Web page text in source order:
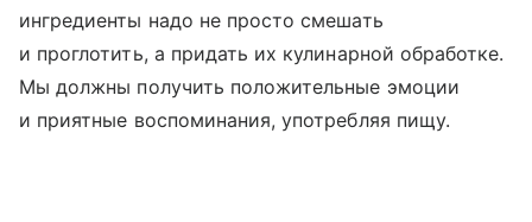
ингредиенты надо не просто смешать
и проглотить, а придать их кулинарной обработке.
Мы должны получить положительные эмоции
и приятные воспоминания, употребляя пищу.